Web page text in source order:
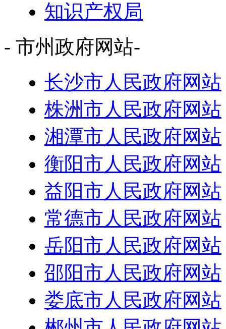
知识产权局
- 市州政府网站-
长沙市人民政府网站
株洲市人民政府网站
湘潭市人民政府网站
衡阳市人民政府网站
益阳市人民政府网站
常德市人民政府网站
岳阳市人民政府网站
邵阳市人民政府网站
娄底市人民政府网站